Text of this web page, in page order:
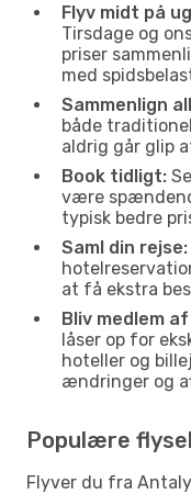
Flyv midt på
Tirsdage og
priser
med
Sammenlign
både
aldrig går glip
Book tidligt:
være
typisk bedre
Saml din rejse:
at få ekstra
Bliv medlem
låser op for
hoteller og
ændringer og
Populære
Flyver du fra